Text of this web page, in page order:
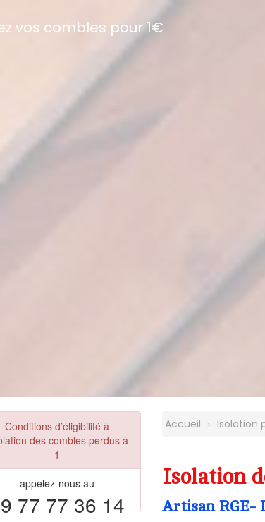
vos combles pour 1€
Conditions d’éligibilité à
des combles perdus à
1
appelez-nous au
77 77 36 14
Accueil Isolation
Isolation
Artisan RGE-